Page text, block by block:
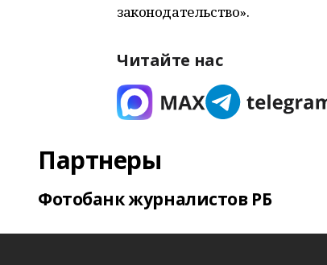
законодательство».
Читайте нас
Партнеры
Фотобанк журналистов РБ